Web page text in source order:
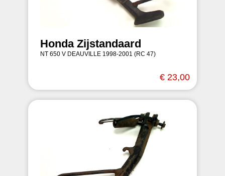
Honda Zijstandaard
NT 650 V DEAUVILLE 1998-2001 (RC 47)
€ 23,00